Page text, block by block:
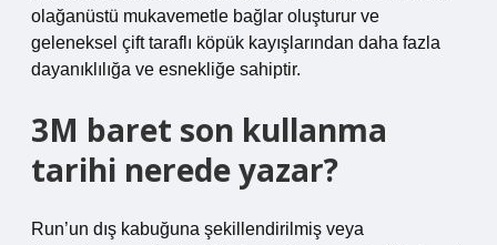
olağanüstü mukavemetle bağlar oluşturur ve
geleneksel çift taraflı köpük kayışlarından daha fazla
dayanıklılığa ve esnekliğe sahiptir.
3M baret son kullanma
tarihi nerede yazar?
Run’un dış kabuğuna şekillendirilmiş veya